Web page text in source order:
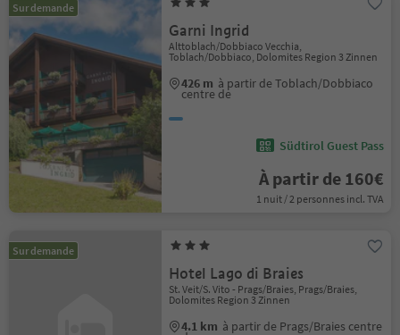
Sur demande
Garni Ingrid
Alttoblach/Dobbiaco Vecchia,
Toblach/Dobbiaco, Dolomites Region 3 Zinnen
426 m à partir de Toblach/Dobbiaco
centre de
Südtirol Guest Pass
À partir de 160€
1 nuit / 2 personnes incl. TVA
Sur demande
Hotel Lago di Braies
St. Veit/S. Vito - Prags/Braies, Prags/Braies,
Dolomites Region 3 Zinnen
4.1 km à partir de Prags/Braies centre